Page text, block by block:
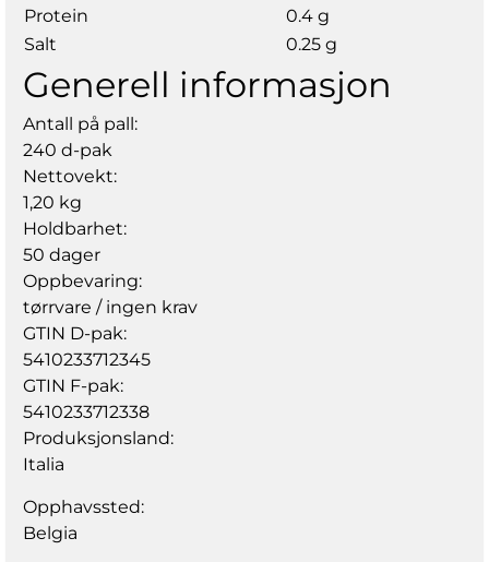
Protein
0.4 g
Salt
0.25 g
Generell informasjon
Antall på pall:
240 d-pak
Nettovekt:
1,20 kg
Holdbarhet:
50 dager
Oppbevaring:
tørrvare / ingen krav
GTIN D-pak:
5410233712345
GTIN F-pak:
5410233712338
Produksjonsland:
Italia
Opphavssted:
Belgia